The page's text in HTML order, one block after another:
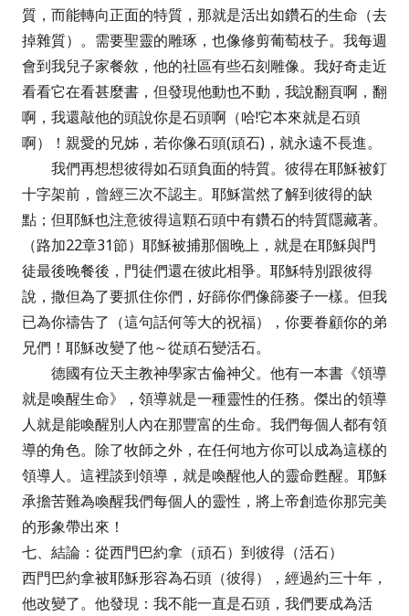
質，而能轉向正面的特質，那就是活出如鑽石的生命（去
掉雜質）。需要聖靈的雕琢，也像修剪葡萄枝子。我每週
會到我兒子家餐敘，他的社區有些石刻雕像。我好奇走近
看看它在看甚麼書，但發現他動也不動，我說翻頁啊，翻
啊，我還敲他的頭說你是石頭啊（哈!它本來就是石頭
啊）！親愛的兄姊，若你像石頭(頑石)，就永遠不長進。
我們再想想彼得如石頭負面的特質。彼得在耶穌被釘
十字架前，曾經三次不認主。耶穌當然了解到彼得的缺
點；但耶穌也注意彼得這顆石頭中有鑽石的特質隱藏著。
（路加22章31節）耶穌被捕那個晚上，就是在耶穌與門
徒最後晚餐後，門徒們還在彼此相爭。耶穌特別跟彼得
說，撒但為了要抓住你們，好篩你們像篩麥子一樣。但我
已為你禱告了（這句話何等大的祝福），你要眷顧你的弟
兄們！耶穌改變了他～從頑石變活石。
德國有位天主教神學家古倫神父。他有一本書《領導
就是喚醒生命》，領導就是一種靈性的任務。傑出的領導
人就是能喚醒別人內在那豐富的生命。我們每個人都有領
導的角色。除了牧師之外，在任何地方你可以成為這樣的
領導人。這裡談到領導，就是喚醒他人的靈命甦醒。耶穌
承擔苦難為喚醒我們每個人的靈性，將上帝創造你那完美
的形象帶出來！
七、結論：從西門巴約拿（頑石）到彼得（活石）
西門巴約拿被耶穌形容為石頭（彼得），經過約三十年，
他改變了。他發現：我不能一直是石頭，我們要成為活